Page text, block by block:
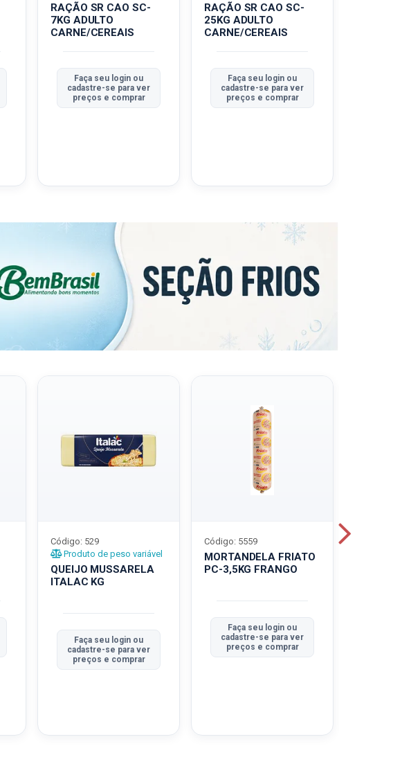
RAÇÃO SR CAO SC-
7KG ADULTO
CARNE/CEREAIS
Faça seu login ou
cadastre-se para ver
preços e comprar
RAÇÃO SR CAO SC-
25KG ADULTO
CARNE/CEREAIS
Faça seu login ou
cadastre-se para ver
preços e comprar
QUEIJO MUSSARELA
ITALAC KG
Código: 529
Produto de peso variável
Faça seu login ou
cadastre-se para ver
preços e comprar
MORTANDELA FRIATO
PC-3,5KG FRANGO
Código: 5559
Faça seu login ou
cadastre-se para ver
preços e comprar